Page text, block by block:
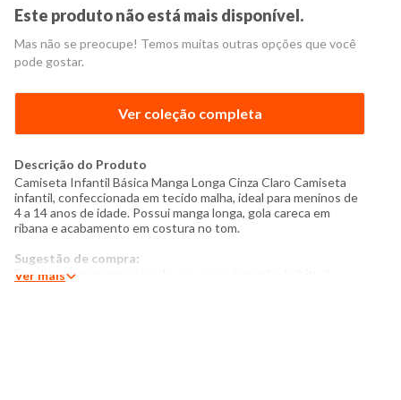
Este produto não está mais disponível.
Mas não se preocupe! Temos muitas outras opções que você
pode gostar.
Ver coleção completa
Descrição do Produto
Camiseta Infantil Básica Manga Longa Cinza Claro Camiseta
infantil, confeccionada em tecido malha, ideal para meninos de
4 a 14 anos de idade. Possui manga longa, gola careca em
ribana e acabamento em costura no tom.
Sugestão de compra:
Escolha um número maior do que o seu tamanho habitual.
Ver mais